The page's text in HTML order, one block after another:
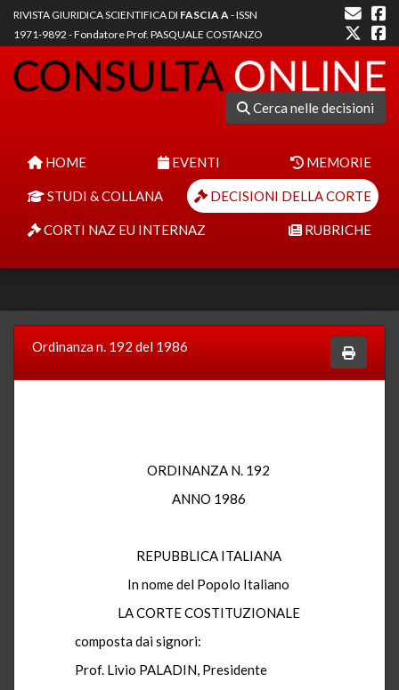
RIVISTA GIURIDICA SCIENTIFICA DI FASCIA A- ISSN
1971-9892 - Fondatore Prof. PASQUALE COSTANZO
Cerca nelle decisioni
HOME EVENTI MEMORIE
STUDI & COLLANA DECISIONI DELLA CORTE
CORTI NAZ EU INTERNAZ RUBRICHE
Ordinanza n. 192 del 1986
ORDINANZA N. 192
ANNO 1986
REPUBBLICA ITALIANA
In nome del Popolo Italiano
LA CORTE COSTITUZIONALE
composta dai signori:
Prof. Livio PALADIN, Presidente